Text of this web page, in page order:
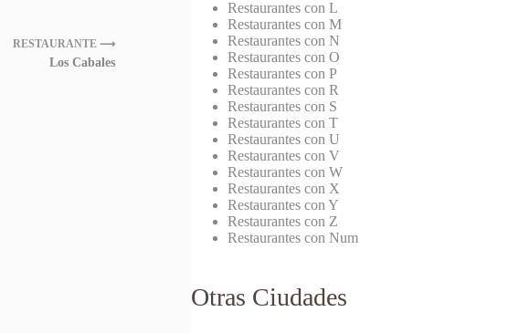
RESTAURANTE ⟶
Los Cabales
Restaurantes con L
Restaurantes con M
Restaurantes con N
Restaurantes con O
Restaurantes con P
Restaurantes con R
Restaurantes con S
Restaurantes con T
Restaurantes con U
Restaurantes con V
Restaurantes con W
Restaurantes con X
Restaurantes con Y
Restaurantes con Z
Restaurantes con Num
Otras Ciudades